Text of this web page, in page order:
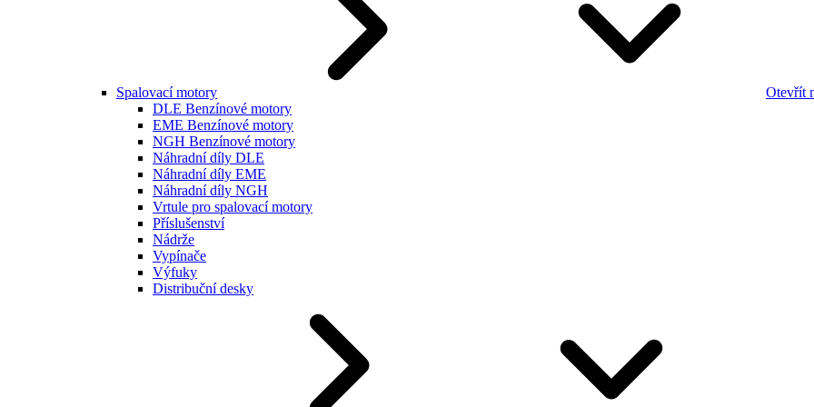
Spalovací motory
Otevřít
DLE Benzínové motory
EME Benzínové motory
NGH Benzínové motory
Náhradní díly DLE
Náhradní díly EME
Náhradní díly NGH
Vrtule pro spalovací motory
Příslušenství
Nádrže
Vypínače
Výfuky
Distribuční desky